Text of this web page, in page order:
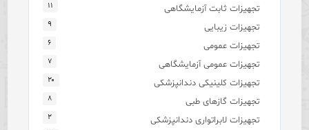
تجهیزات ثابت آزمایشگاهی ۱۱
تجهیزات زیبایی ۹
تجهیزات عمومی ۶
تجهیزات عمومی آزمایشگاهی ۷
تجهیزات کلینیکی دندانپزشکی ۲۰
تجهیزات گازهای طبی ۸
تجهیزات لابراتواری دندانپزشکی ۲